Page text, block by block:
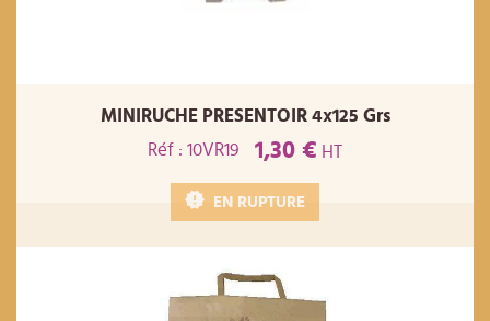
MINIRUCHE PRESENTOIR 4x125 Grs
Réf : 10VR19
1,30 € HT
EN RUPTURE